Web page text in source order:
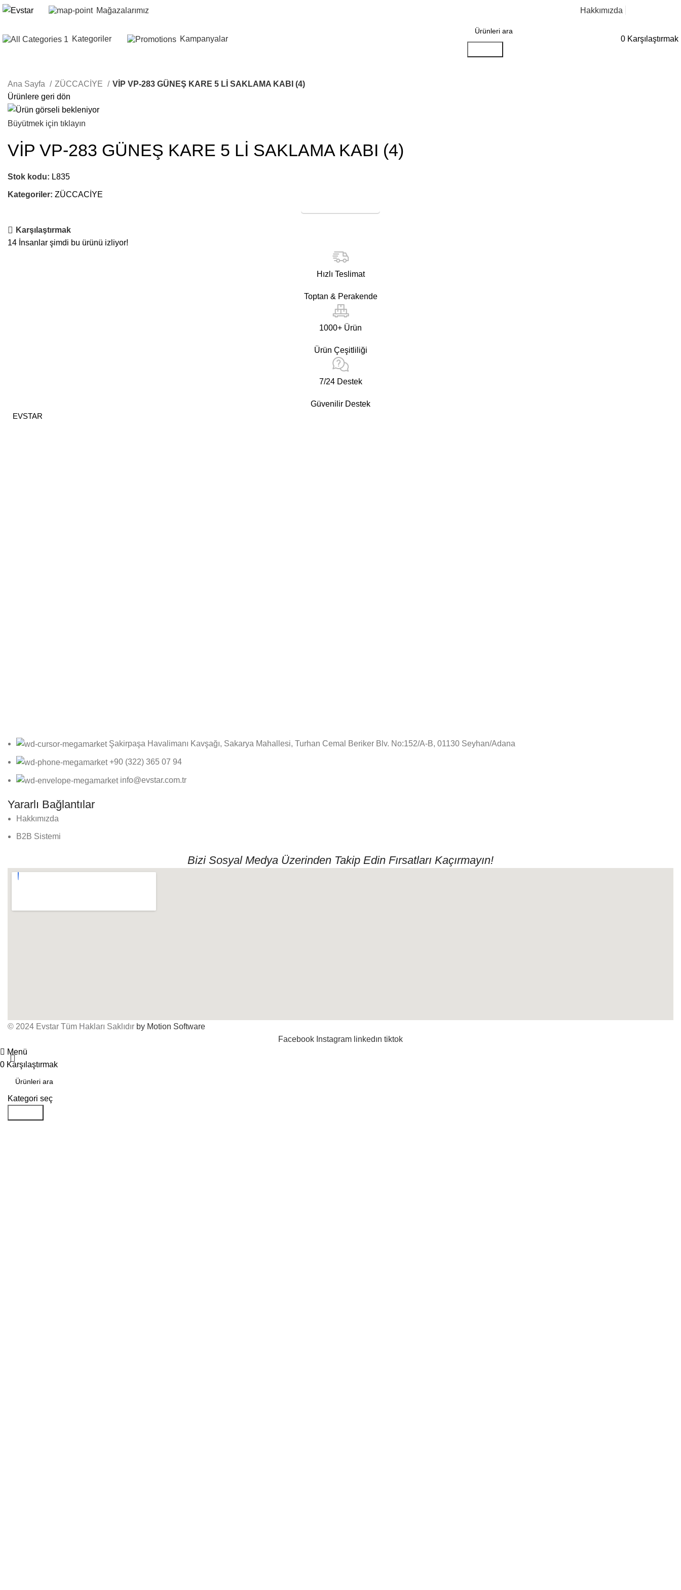
Mağazalarımız Hakkımızda
Kategoriler
Kampanyalar
0 Karşılaştırmak
Ana Sayfa ZÜCCACİYE
VİP VP-283 GÜNEŞ KARE 5 Lİ SAKLAMA KABI (4)
Ürünlere geri dön
Büyütmek için tıklayın
VİP VP-283 GÜNEŞ KARE 5 Lİ SAKLAMA KABI (4)
Stok kodu: L835
Kategoriler: ZÜCCACİYE
Karşılaştırmak
14 İnsanlar şimdi bu ürünü izliyor!
Hızlı Teslimat
Toptan & Perakende
1000+ Ürün
Ürün Çeşitliliği
7/24 Destek
Güvenilir Destek
EVSTAR
Şakirpaşa Havalimanı Kavşağı, Sakarya Mahallesi, Turhan Cemal Beriker Blv. No:152/A-B, 01130 Seyhan/Adana
+90 (322) 365 07 94
info@evstar.com.tr
Yararlı Bağlantılar
Hakkımızda
B2B Sistemi
Bizi Sosyal Medya Üzerinden Takip Edin Fırsatları Kaçırmayın!
© 2024 Evstar Tüm Hakları Saklıdır by Motion Software
Facebook Instagram linkedın tiktok
Kategori seç
Menü
0 Karşılaştırmak